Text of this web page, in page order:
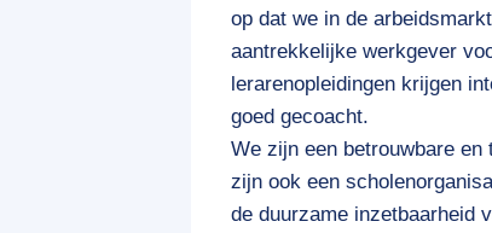
op dat we in de
aantrekkelijke werkgever
lerarenopleidingen krijgen
goed gecoacht.
We zijn een betrouwbare
zijn ook een
de duurzame inzetbaarheid